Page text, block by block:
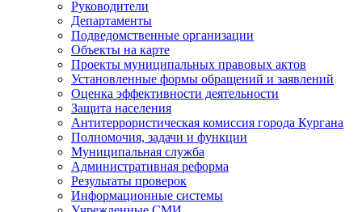
Руководители
Департаменты
Подведомственные организации
Объекты на карте
Проекты муниципальных правовых актов
Установленные формы обращений и заявлений
Оценка эффективности деятельности
Защита населения
Антитеррористическая комиссия города Кургана
Полномочия, задачи и функции
Муниципальная служба
Административная реформа
Результаты проверок
Информационные системы